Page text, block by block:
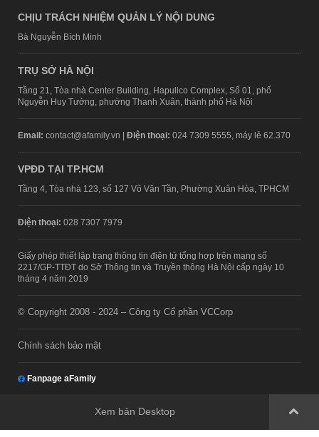
CHỊU TRÁCH NHIỆM QUẢN LÝ NỘI DUNG
Bà Nguyễn Bích Minh
TRỤ SỞ HÀ NỘI
Tầng 21, Tòa nhà Center Building, Hapulico Complex, Số 01, phố
Nguyễn Huy Tưởng, phường Thanh Xuân, thành phố Hà Nội
Email: contact@afamily.vn | Điện thoại: 024 7309 5555, máy lẻ 62.370
VPĐD TẠI TP.HCM
Tầng 4, Tòa nhà 123, số 127 Võ Văn Tần, Phường Xuân Hòa, TPHCM
Điện thoại: 028 7307 7979
Giấy phép thiết lập trang thông tin điện tử tổng hợp trên mạng số
2217/GP-TTĐT do Sở Thông tin và Truyền thông Hà Nội cấp ngày 10
tháng 4 năm 2019
© Copyright 2008 - 2024 – Công ty Cổ phần VCCorp
Chính sách bảo mật
Fanpage aFamily
Xem bản Desktop